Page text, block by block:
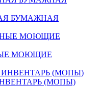
БУМАЖНАЯ
МОЮЩИЕ
(МОПЫ)